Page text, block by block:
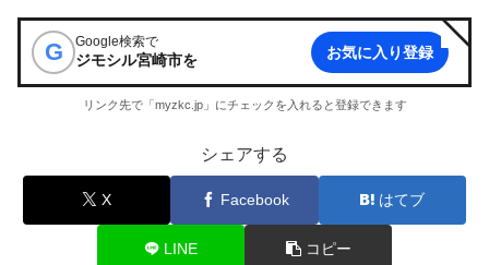
G Google検索で
ジモシル宮崎市を お気に入り登録
リンク先で「myzkc.jp」にチェックを入れると登録できます
シェアする
X Facebook はてブ
LINE コピー